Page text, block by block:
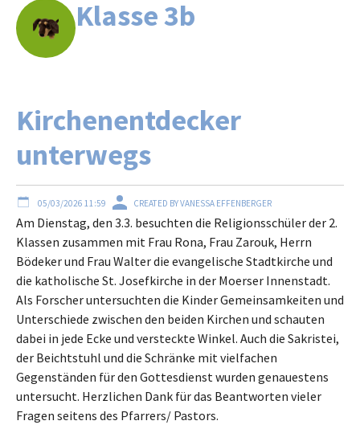
Klasse 3b
Kirchenentdecker
unterwegs
05/03/2026 11:59 CREATED BY VANESSA EFFENBERGER
Am Dienstag, den 3.3. besuchten die Religionsschüler der 2.
Klassen zusammen mit Frau Rona, Frau Zarouk, Herrn
Bödeker und Frau Walter die evangelische Stadtkirche und
die katholische St. Josefkirche in der Moerser Innenstadt.
Als Forscher untersuchten die Kinder Gemeinsamkeiten und
Unterschiede zwischen den beiden Kirchen und schauten
dabei in jede Ecke und versteckte Winkel. Auch die Sakristei,
der Beichtstuhl und die Schränke mit vielfachen
Gegenständen für den Gottesdienst wurden genauestens
untersucht. Herzlichen Dank für das Beantworten vieler
Fragen seitens des Pfarrers/ Pastors.